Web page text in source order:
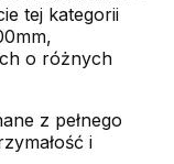
tej kategorii
o różnych
z pełnego
i